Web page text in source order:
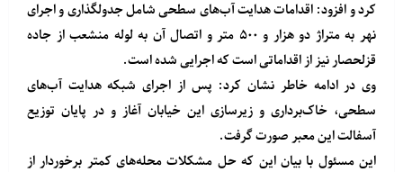
کرد و افزود: اقدامات هدایت آب‌های سطحی شامل جدولگذاری و اجرای
نهر به متراژ دو هزار و ۵۰۰ متر و اتصال آن به لوله منشعب از جاده
قزلحصار نیز از اقداماتی است که اجرایی شده است.
وی در ادامه خاطر نشان کرد: پس از اجرای شبکه هدایت آب‌های
سطحی، خاک‌برداری و زیرسازی این خیابان آغاز و در پایان توزیع
آسفالت این معبر صورت گرفت.
این مسئول با بیان این که حل مشکلات محله‌های کمتر برخوردار از